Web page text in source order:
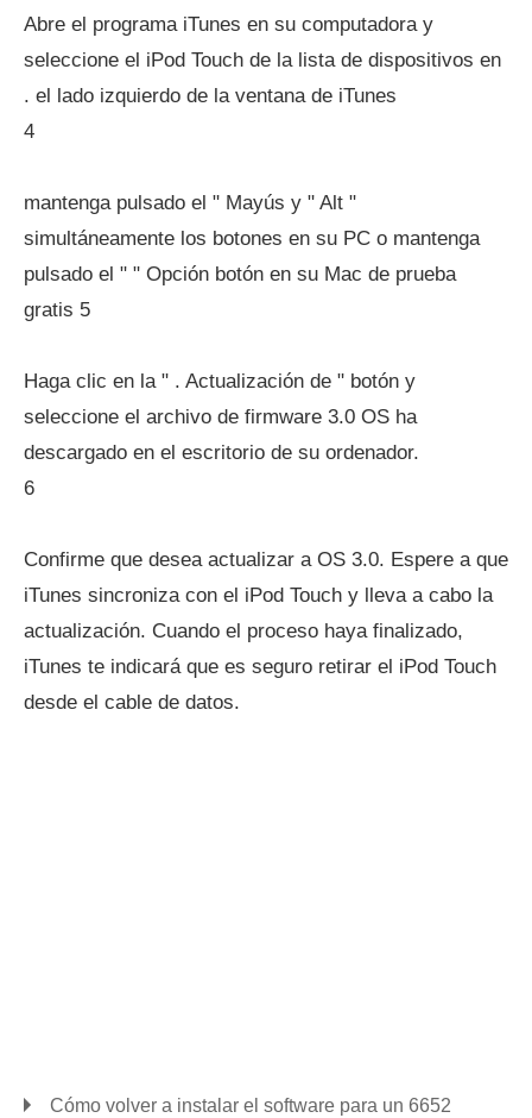
Abre el programa iTunes en su computadora y
seleccione el iPod Touch de la lista de dispositivos en
. el lado izquierdo de la ventana de iTunes
4
mantenga pulsado el " Mayús y " Alt "
simultáneamente los botones en su PC o mantenga
pulsado el " " Opción botón en su Mac de prueba
gratis 5
Haga clic en la " . Actualización de " botón y
seleccione el archivo de firmware 3.0 OS ha
descargado en el escritorio de su ordenador.
6
Confirme que desea actualizar a OS 3.0. Espere a que
iTunes sincroniza con el iPod Touch y lleva a cabo la
actualización. Cuando el proceso haya finalizado,
iTunes te indicará que es seguro retirar el iPod Touch
desde el cable de datos.
Cómo volver a instalar el software para un 6652